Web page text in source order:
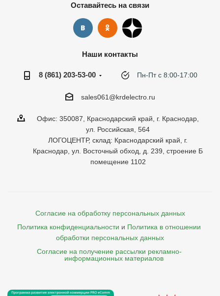
Оставайтесь на связи
Наши контакты
8 (861) 203-53-00 Пн-Пт с 8:00-17:00
sales061@krdelectro.ru
Офис: 350087, Краснодарский край, г. Краснодар,
ул. Российская, 564
ЛОГОЦЕНТР, склад: Краснодарский край, г.
Краснодар, ул. Восточный обход, д. 239, строение Б
помещение 1102
Согласие на обработку персональных данных
Политика конфиденциальности и Политика в отношении
обработки персональных данных
Согласие на получение рассылки рекламно-
    информационных материалов